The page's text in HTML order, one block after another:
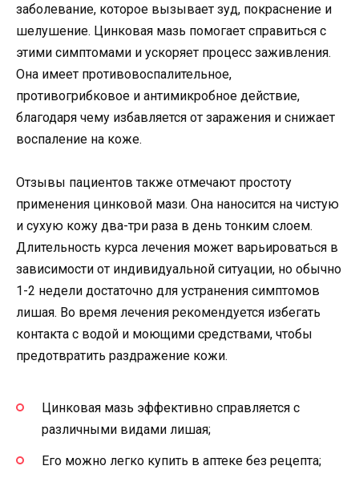
заболевание, которое вызывает зуд, покраснение и
шелушение. Цинковая мазь помогает справиться с
этими симптомами и ускоряет процесс заживления.
Она имеет противовоспалительное,
противогрибковое и антимикробное действие,
благодаря чему избавляется от заражения и снижает
воспаление на коже.
Отзывы пациентов также отмечают простоту
применения цинковой мази. Она наносится на чистую
и сухую кожу два-три раза в день тонким слоем.
Длительность курса лечения может варьироваться в
зависимости от индивидуальной ситуации, но обычно
1-2 недели достаточно для устранения симптомов
лишая. Во время лечения рекомендуется избегать
контакта с водой и моющими средствами, чтобы
предотвратить раздражение кожи.
Цинковая мазь эффективно справляется с
различными видами лишая;
Его можно легко купить в аптеке без рецепта;